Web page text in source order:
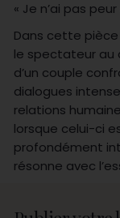
« Je n’ai pas
Dans cette
le spectateur
d’un couple
dialogues
relations
lorsque celui-ci
profondément
résonne avec